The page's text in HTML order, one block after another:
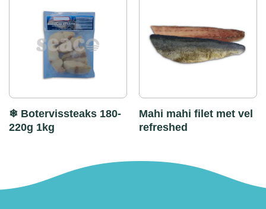
❄ Botervissteaks 180-
220g 1kg
Mahi mahi filet met vel
refreshed